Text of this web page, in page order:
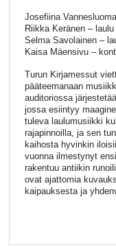
Josefiina
Riikka Keränen – laulu
Selma Savolainen –
Kaisa Mäensivu –
Turun Kirjamessut
pääteemanaan
auditoriossa
jossa esiintyy
tuleva laulumusiikki
rajapinnoilla, ja sen
kaihosta hyvinkin
vuonna ilmestynyt
rakentuu antiikin
ovat ajattomia
kaipauksesta ja